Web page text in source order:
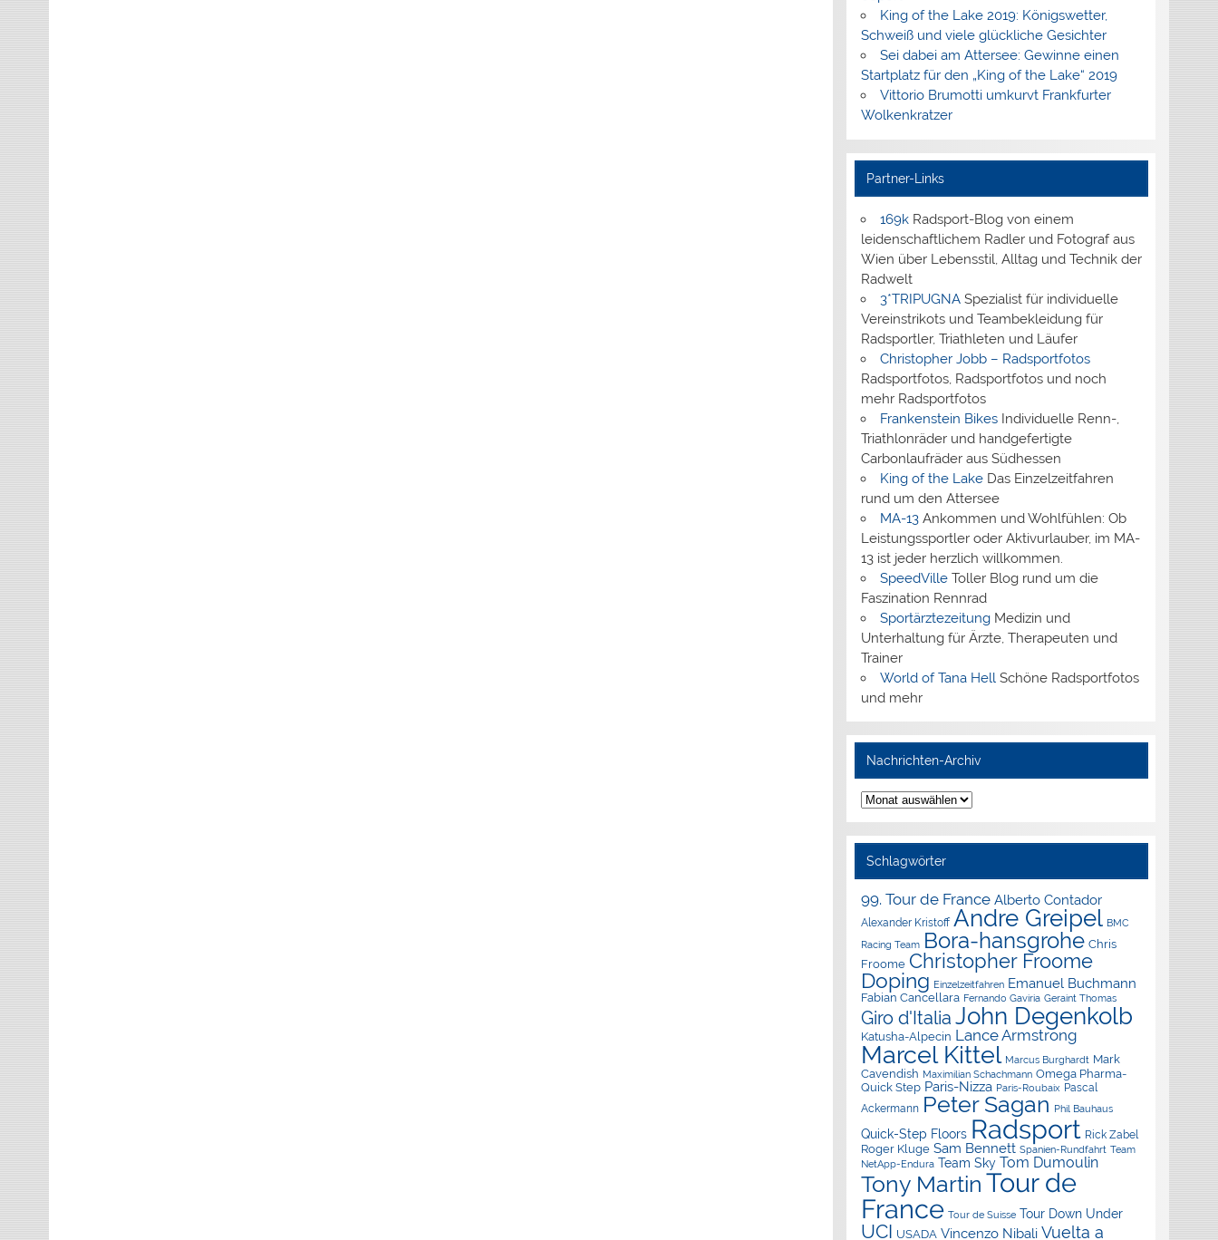
King of the Lake 2019: Königswetter,
Schweiß und viele glückliche Gesichter
Sei dabei am Attersee: Gewinne einen
Startplatz für den „King of the Lake“ 2019
Vittorio Brumotti umkurvt Frankfurter
Wolkenkratzer
Partner-Links
169kRadsport-Blog von einem
leidenschaftlichem Radler und Fotograf aus
Wien über Lebensstil, Alltag und Technik der
Radwelt
3*TRIPUGNASpezialist für individuelle
Vereinstrikots und Teambekleidung für
Radsportler, Triathleten und Läufer
Christopher Jobb – Radsportfotos
Radsportfotos, Radsportfotos und noch
mehr Radsportfotos
Frankenstein BikesIndividuelle Renn-,
Triathlonräder und handgefertigte
Carbonlaufräder aus Südhessen
King of the LakeDas Einzelzeitfahren
rund um den Attersee
MA-13Ankommen und Wohlfühlen: Ob
Leistungssportler oder Aktivurlauber, im MA-
13 ist jeder herzlich willkommen.
SpeedVilleToller Blog rund um die
Faszination Rennrad
SportärztezeitungMedizin und
Unterhaltung für Ärzte, Therapeuten und
Trainer
World of Tana Hell Schöne Radsportfotos
und mehr
Nachrichten-Archiv
Nachrichten-
Archiv
Schlagwörter
99. Tour de France Alberto Contador
Alexander Kristoff Andre Greipel BMC
Racing Team Bora-hansgrohe Chris
Froome Christopher Froome
Doping Einzelzeitfahren Emanuel Buchmann
Fabian Cancellara Fernando Gaviria Geraint Thomas
Giro d'Italia John Degenkolb
Katusha-Alpecin Lance Armstrong
Marcel Kittel Marcus Burghardt Mark
Cavendish Maximilian Schachmann Omega Pharma-
Quick Step Paris-Nizza Paris-Roubaix Pascal
Ackermann Peter Sagan Phil Bauhaus
Quick-Step Floors Radsport Rick Zabel
Roger Kluge Sam Bennett Spanien-Rundfahrt Team
NetApp-Endura Team Sky Tom Dumoulin
Tony Martin Tour de
France Tour de Suisse Tour Down Under
UCI USADA Vincenzo Nibali Vuelta a